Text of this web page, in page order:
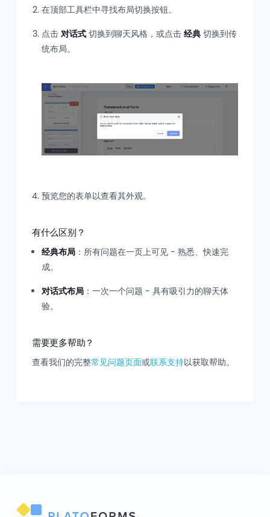
在顶部工具栏中寻找布局切换按钮。
点击 对话式切换到聊天风格，或点击 经典切换到传
统布局。
预览您的表单以查看其外观。
有什么区别？
经典布局：所有问题在一页上可见 - 熟悉、快速完
成。
对话式布局：一次一个问题 - 具有吸引力的聊天体
验。
需要更多帮助？
查看我们的完整常见问题页面或联系支持以获取帮助。